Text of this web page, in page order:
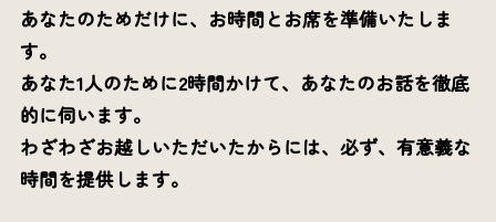
あなたのためだけに、お時間とお席を準備いたしま
す。
あなた1人のために2時間かけて、あなたのお話を徹底
的に伺います。
わざわざお越しいただいたからには、必ず、有意義な
時間を提供します。